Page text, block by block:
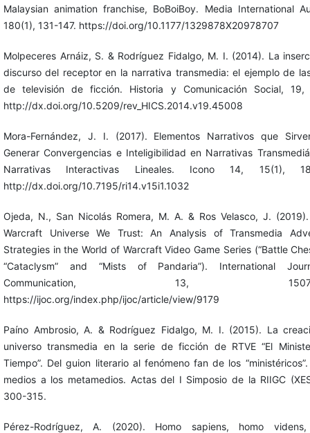
Malaysian animation franchise, BoBoiBoy. Media International
180(1), 131-147. https://doi.org/10.1177/1329878X20978707
Molpeceres Arnáiz, S. & Rodríguez Fidalgo, M. I. (2014). La
discurso del receptor en la narrativa transmedia: el ejemplo de
de televisión de ficción. Historia y Comunicación Social, 19,
http://dx.doi.org/10.5209/rev_HICS.2014.v19.45008
Mora-Fernández, J. I. (2017). Elementos Narrativos que
Generar Convergencias e Inteligibilidad en Narrativas
Narrativas Interactivas Lineales. Icono 14, 15(1),
http://dx.doi.org/10.7195/ri14.v15i1.1032
Ojeda, N., San Nicolás Romera, M. A. & Ros Velasco, J.
Warcraft Universe We Trust: An Analysis of Transmedia
Strategies in the World of Warcraft Video Game Series (“Battle
“Cataclysm” and “Mists of Pandaria”). International
Communication, 13, 1507-
https://ijoc.org/index.php/ijoc/article/view/9179
Paíno Ambrosio, A. & Rodríguez Fidalgo, M. I. (2015). La
universo transmedia en la serie de ficción de RTVE “El
Tiempo”. Del guion literario al fenómeno fan de los
medios a los metamedios. Actas del I Simposio de la RIIGC
300-315.
Pérez-Rodríguez, A. (2020). Homo sapiens, homo